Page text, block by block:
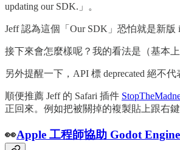
updating our SDK.」。
Jeff 認為這個「Our SDK」恐怕就是新版
接下來會怎麼樣呢？我的看法是（基本
另外提醒一下，API 標 deprecated 絕不
順便推薦 Jeff 的 Safari 插件
正回來。例如把被關掉的複製貼上跟右
👀Apple 工程師協助 Godot